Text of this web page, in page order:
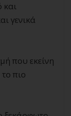
και
γενικά
που εκείνη
πιο